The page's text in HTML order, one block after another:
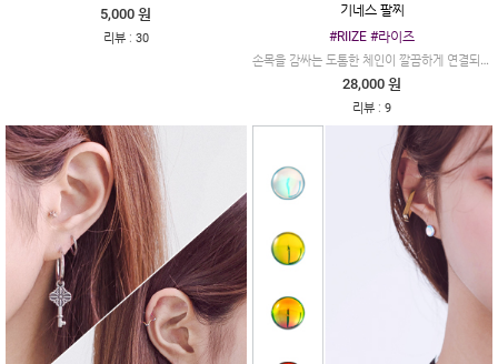
5,000 원
리뷰: 30
기네스 팔찌
#RIIZE #라이즈
손목을 감싸는 도톰한 체인이 깔끔하게 연결되어 스타일리시한 연출을 도와주는 제품이에요.
28,000 원
리뷰 :9